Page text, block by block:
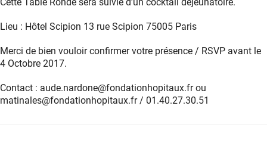
Lieu : Hôtel Scipion 13 rue Scipion 75005 Paris
Merci de bien vouloir confirmer votre présence / RSVP avant le
4 Octobre 2017.
Contact : aude.nardone@fondationhopitaux.frou
matinales@fondationhopitaux.fr/ 01.40.27.30.51